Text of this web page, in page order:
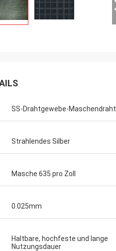
SS-Drahtgewebe-Maschendraht
Strahlendes Silber
Masche 635 pro Zoll
0.025mm
Haltbare, hochfeste und lange
Nutzungsdauer